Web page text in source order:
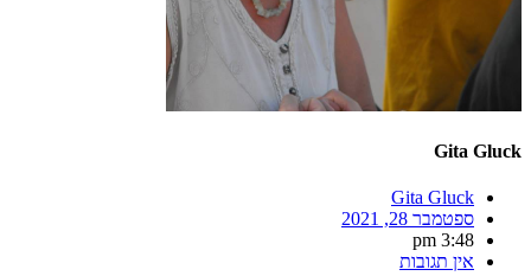
Gita Gluck
Gita Gluck
ספטמבר 28, 2021
3:48 pm
אין תגובות